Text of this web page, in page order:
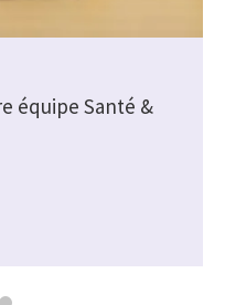
équipe Santé &